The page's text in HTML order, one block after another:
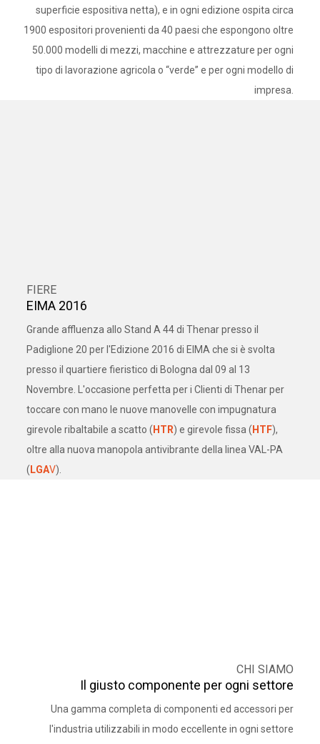
superficie espositiva netta), e in ogni edizione ospita circa
1900 espositori provenienti da 40 paesi che espongono oltre
50.000 modelli di mezzi, macchine e attrezzature per ogni
tipo di lavorazione agricola o “verde” e per ogni modello di
impresa.
FIERE
EIMA 2016
Grande affluenza allo Stand A 44 di Thenar presso il
Padiglione 20 per l'Edizione 2016 di EIMA che si è svolta
presso il quartiere fieristico di Bologna dal 09 al 13
Novembre. L'occasione perfetta per i Clienti di Thenar per
toccare con mano le nuove manovelle con impugnatura
girevole ribaltabile a scatto ( HTR) e girevole fissa ( HTF),
oltre alla nuova manopola antivibrante della linea VAL-PA
( LGAV).
CHI SIAMO
Il giusto componente per ogni settore
Una gamma completa di componenti ed accessori per
l'industria utilizzabili in modo eccellente in ogni settore